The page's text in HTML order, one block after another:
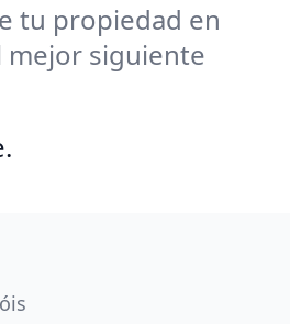
tu propiedad en
mejor siguiente